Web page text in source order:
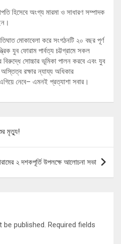
হিসেবে অংগ্য মারমা ও সাধারণ সম্পাদক
মোকাবেলা করে সংগঠনটি ২০ বছর পূর্ণ
যুব ফোরাম পার্বত্য চট্টগ্রামে সকল
সোচ্চার ভূমিকা পালন করবে এবং যুব
রক্ষার ন্যায্য অধিকার
নেবে– এমনই প্রত্যাশা সবার।
মৃত্যু!
২ দশকপূর্তি উপলক্ষে আলোচনা সভা
be published. Required fields